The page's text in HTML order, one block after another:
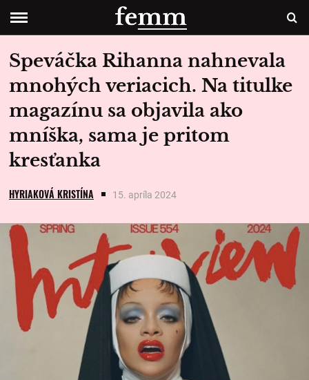
Speváčka Rihanna nahnevala
mnohých veriacich. Na titulke
magazínu sa objavila ako
mníška, sama je pritom
kresťanka
HYRIAKOVÁ KRISTÍNA 15. apríla 2024